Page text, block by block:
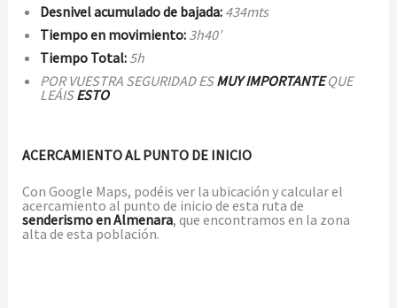
Desnivel acumulado de bajada: 434mts
Tiempo en movimiento: 3h40′
Tiempo Total: 5h
POR VUESTRA SEGURIDAD ESMUY IMPORTANTEQUE
LEÁISESTO
ACERCAMIENTO AL PUNTO DE INICIO
Con Google Maps, podéis ver la ubicación y calcular el
acercamiento al punto de inicio de esta ruta de
senderismo en Almenara, que encontramos en la zona
alta de esta población.